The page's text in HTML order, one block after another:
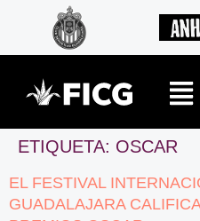
ETIQUETA: OSCAR
EL FESTIVAL
GUADALAJARA